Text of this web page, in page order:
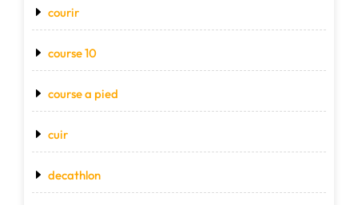
courir
course 10
course a pied
cuir
decathlon